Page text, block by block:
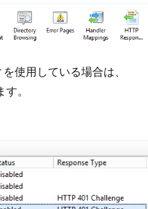
使用している場合は、
。